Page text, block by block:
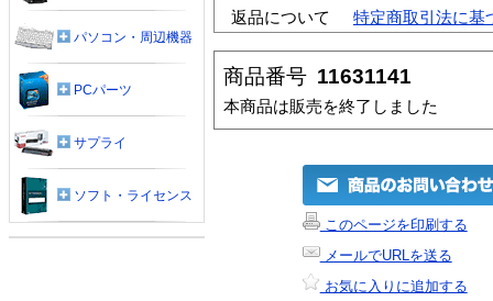
返品について
特定商取引法に基
商品番号 11631141
本商品は販売を終了しました
このページを印刷する
メールでURLを送る
お気に入りに追加する
パソコン・周辺機器
PCパーツ
サプライ
ソフト・ライセンス